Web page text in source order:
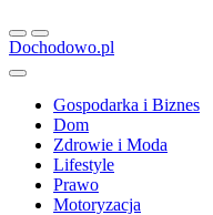
Dochodowo.pl
Gospodarka i Biznes
Dom
Zdrowie i Moda
Lifestyle
Prawo
Motoryzacja